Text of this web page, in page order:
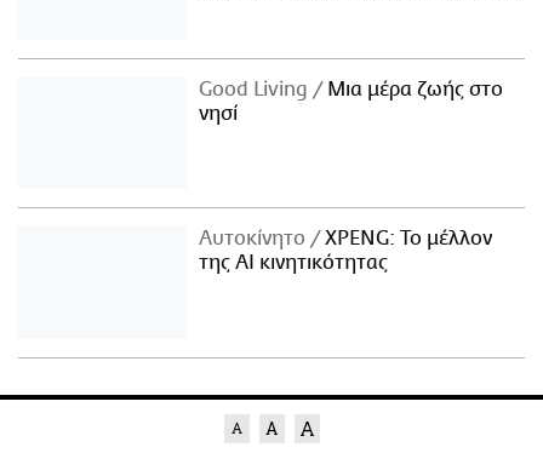
Good Living
Μια μέρα ζωής στο
νησί
Αυτοκίνητο
XPENG: Το μέλλον
της AI κινητικότητας